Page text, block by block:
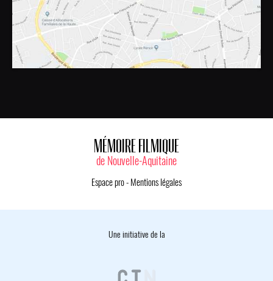
MÉMOIRE FILMIQUE
de Nouvelle-Aquitaine
Espace pro- Mentions légales
Une initiative de la